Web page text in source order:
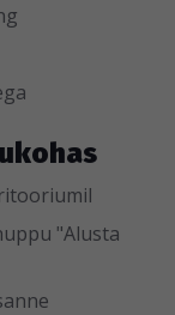
"Alusta